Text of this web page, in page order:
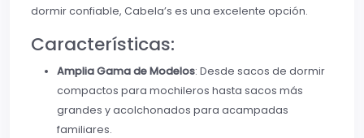
dormir confiable, Cabela’s es una excelente opción.
Características:
Amplia Gama de Modelos: Desde sacos de dormir
compactos para mochileros hasta sacos más
grandes y acolchonados para acampadas
familiares.